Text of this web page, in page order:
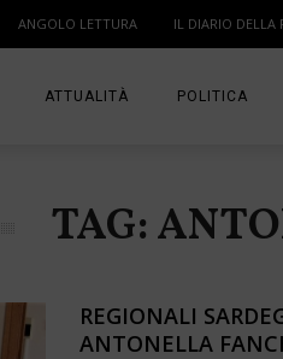
ANGOLO LETTURA IL DIARIO DELLA
ATTUALITÀ
MAMMA
POLITICA
TAG:
REGIONALI
ANTONELLA